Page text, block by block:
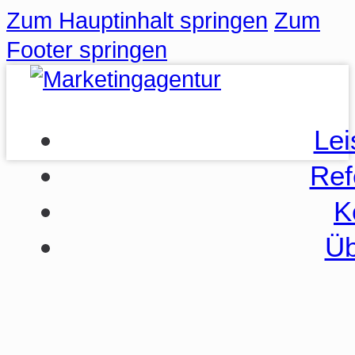
Zum Hauptinhalt springen Zum
Footer springen